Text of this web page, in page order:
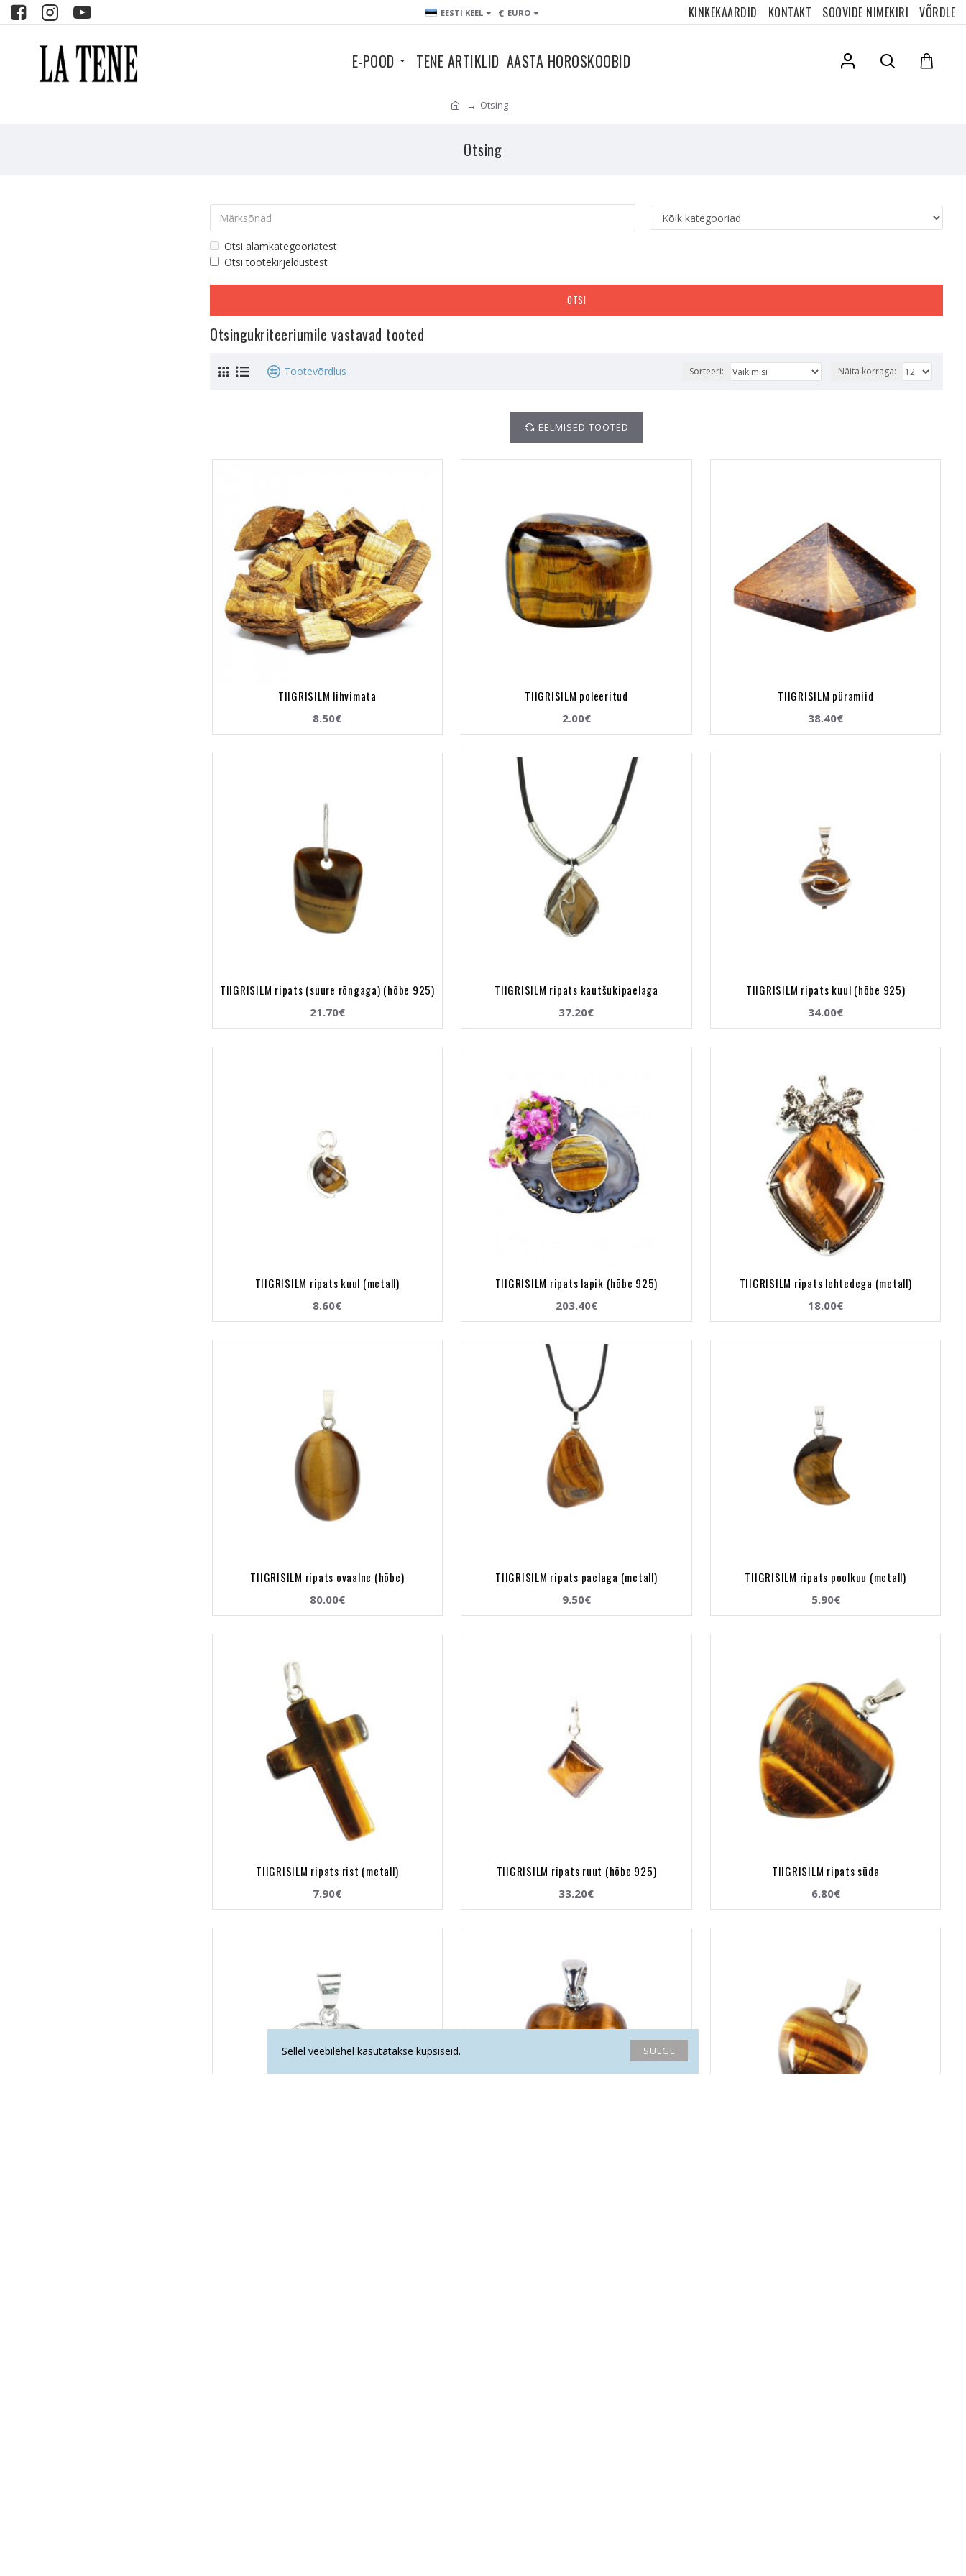
EESTI KEEL € EURO KINKEKAARDID KONTAKT SOOVIDE NIMEKIRI VÕRDLE
E-POOD TENE ARTIKLID AASTA HOROSKOOBID
Otsing
Otsing
Otsi alamkategooriatest
Otsi tootekirjeldustest
OTSI
Otsingukriteeriumile vastavad tooted
Tootevõrdlus Sorteeri: Näita korraga:
EELMISED TOOTED
TIIGRISILM lihvimata
8.50€
TIIGRISILM poleeritud
2.00€
TIIGRISILM püramiid
38.40€
TIIGRISILM ripats (suure rõngaga) (hõbe 925)
21.70€
TIIGRISILM ripats kautšukipaelaga
37.20€
TIIGRISILM ripats kuul (hõbe 925)
34.00€
TIIGRISILM ripats kuul (metall)
8.60€
TIIGRISILM ripats lapik (hõbe 925)
203.40€
TIIGRISILM ripats lehtedega (metall)
18.00€
TIIGRISILM ripats ovaalne (hõbe)
80.00€
TIIGRISILM ripats paelaga (metall)
9.50€
TIIGRISILM ripats poolkuu (metall)
5.90€
TIIGRISILM ripats rist (metall)
7.90€
TIIGRISILM ripats ruut (hõbe 925)
33.20€
TIIGRISILM ripats süda
6.80€
SULGE
Sellel veebilehel kasutatakse küpsiseid.